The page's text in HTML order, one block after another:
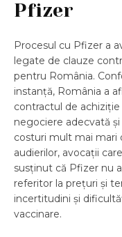
Pfizer
Procesul cu Pfizer a
legate de clauze
pentru România.
instanță, România a
contractul de
negociere adecvată
costuri mult mai mari
audierilor, avocații
susținut că Pfizer nu
referitor la prețuri și
incertitudini și
vaccinare.